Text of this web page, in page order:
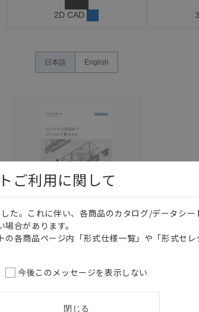
2D CAD
日本語 English
このカタログを選択
カタログ 日本語
IO-Linkシリーズ カ
タログ
2026/02/02更新
ご利用に関して
た。これに伴い、各商品のカタログ/データシー
合があります。
各商品ページ内「形式仕様一覧」や「形式セ
今後このメッセージを表示しない
閉じる